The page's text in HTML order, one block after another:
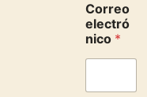
Correo
electró
nico *